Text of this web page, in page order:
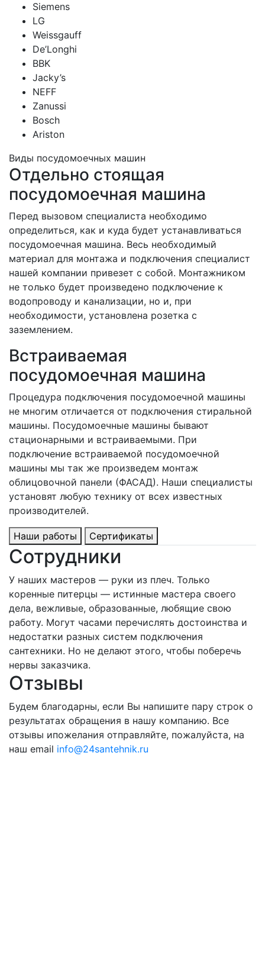
Siemens
LG
Weissgauff
De’Longhi
BBK
Jacky’s
NEFF
Zanussi
Bosch
Ariston
Виды посудомоечных машин
Отдельно стоящая
посудомоечная машина
Перед вызовом специалиста необходимо
определиться, как и куда будет устанавливаться
посудомоечная машина. Весь необходимый
материал для монтажа и подключения специалист
нашей компании привезет с собой. Монтажником
не только будет произведено подключение к
водопроводу и канализации, но и, при
необходимости, установлена розетка с
заземлением.
Встраиваемая
посудомоечная машина
Процедура подключения посудомоечной машины
не многим отличается от подключения стиральной
машины. Посудомоечные машины бывают
стационарными и встраиваемыми. При
подключение встраиваемой посудомоечной
машины мы так же произведем монтаж
облицовочной панели (ФАСАД). Наши специалисты
установят любую технику от всех известных
производителей.
Наши работы Сертификаты
Сотрудники
У наших мастеров — руки из плеч. Только
коренные питерцы — истинные мастера своего
дела, вежливые, образованные, любящие свою
работу. Могут часами перечислять достоинства и
недостатки разных систем подключения
сантехники. Но не делают этого, чтобы поберечь
нервы заказчика.
Отзывы
Будем благодарны, если Вы напишите пару строк о
результатах обращения в нашу компанию. Все
отзывы ипожелания отправляйте, пожалуйста, на
наш email info@24santehnik.ru